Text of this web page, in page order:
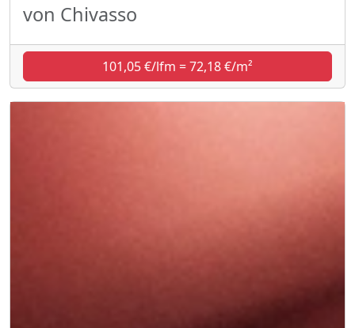
von Chivasso
101,05 €/lfm = 72,18 €/m²